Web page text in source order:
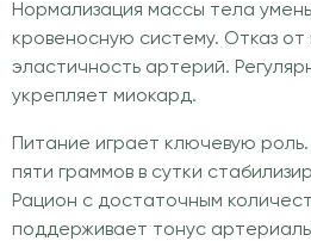
Нормализация массы тела
кровеносную систему. Отказ
эластичность артерий.
укрепляет миокард.
Питание играет ключевую
пяти граммов в сутки
Рацион с достаточным
поддерживает тонус